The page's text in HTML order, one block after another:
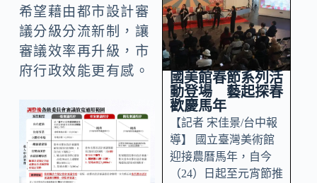
希望藉由都市設計審
議分級分流新制，讓
審議效率再升級，市
府行政效能更有感。
國美館春節系列活
動登場 藝起探春
歡慶馬年
【記者 宋佳景/台中報
導】 國立臺灣美術館
迎接農曆馬年，自今
（24）日起至元宵節推